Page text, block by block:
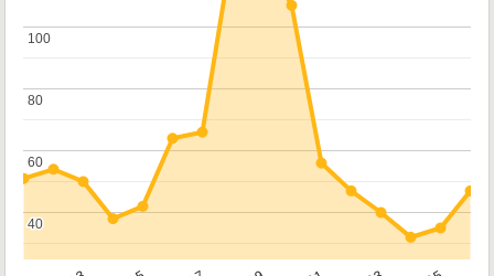
40
40
60
60
80
80
100
100